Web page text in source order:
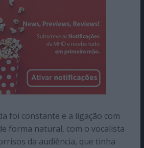
foi constante e a ligação com
forma natural, com o vocalista
da audiência, que tinha